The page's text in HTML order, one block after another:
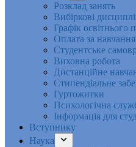
Розклад занять
Вибіркові
Графік освітнього
Оплата за навчання
Студентське
Виховна робота
Дистанційне
Стипендіальне
Гуртожитки
Психологічна
Інформація для
Вступнику
Наука